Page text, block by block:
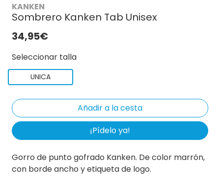
KANKEN
Sombrero Kanken Tab Unisex
34,95€
Seleccionar talla
UNICA
¡Pídelo ya!
Gorro de punto gofrado Kanken. De color marrón,
con borde ancho y etiqueta de logo.